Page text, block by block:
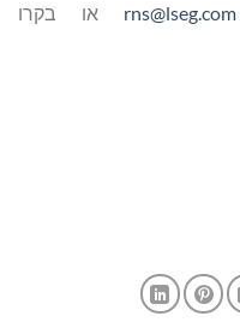
rns@lseg.com או בקרו